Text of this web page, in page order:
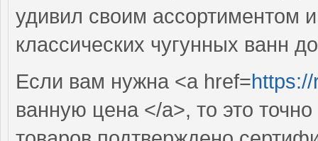
удивил своим ассортиментом
классических чугунных ванн
Если вам нужна <a href=
ванную цена </a>, то это